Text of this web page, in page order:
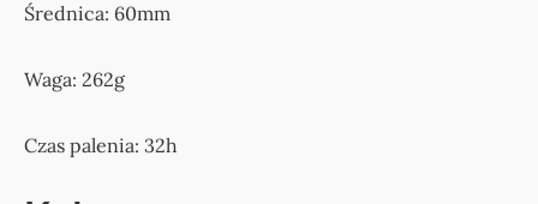
Średnica: 60mm
Waga: 262g
Czas palenia: 32h